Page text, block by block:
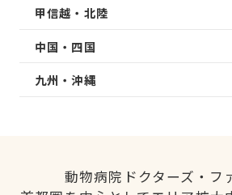
甲信越・北陸
中国・四国
九州・沖縄
動物病院ドクターズ・フ